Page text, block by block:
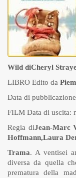
Wild diCheryl
LIBRO Edito da
Data di
FILM Data di uscita:
Regia diJean-Marc
Hoffmann,Laura
Trama. A ventisei
diversa da quella
prematura della